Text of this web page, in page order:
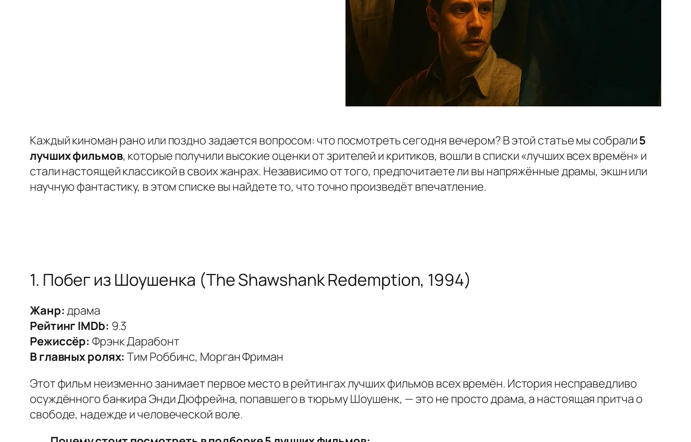
Каждый киноман рано или поздно задается вопросом: что посмотреть сегодня вечером?В этой статье мы собрали5
лучших фильмов, которые получили высокие оценки от зрителей и критиков, вошли в списки «лучших всех времён» и
стали настоящей классикой в своих жанрах. Независимо от того, предпочитаете ли вы напряжённые драмы, экшн или
научную фантастику, в этом списке вы найдете то, что точно произведёт впечатление.
1. Побег из Шоушенка (The Shawshank Redemption, 1994)
Жанр:драма
Рейтинг IMDb: 9.3
Режиссёр: Фрэнк Дарабонт
В главных ролях: Тим Роббинс, Морган Фриман
Этот фильм неизменно занимает первое место в рейтингах лучших фильмов всех времён. История несправедливо
осуждённого банкира Энди Дюфрейна, попавшего в тюрьму Шоушенк, — это не просто драма, а настоящая притча о
свободе, надежде и человеческой воле.